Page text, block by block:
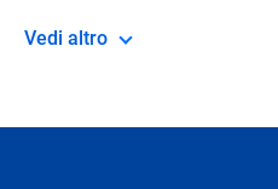
Vedi altro